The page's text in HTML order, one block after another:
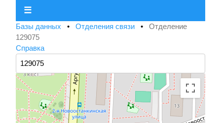
☰
Базы данных • Отделения связи • Отделение
129075
Справка